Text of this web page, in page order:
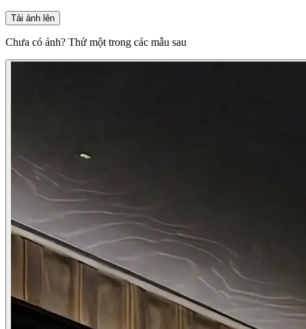
Tải ảnh lên
Chưa có ảnh? Thử một trong các mẫu sau